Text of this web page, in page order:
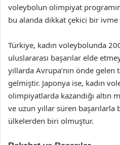
voleybolun olimpiyat
bu alanda dikkat çekici bir ivme
Türkiye, kadın voleybolunda
uluslararası başarılar elde
yıllarda Avrupa’nın önde
gelmiştir. Japonya ise, kadın
olimpiyatlarda kazandığı altın
ve uzun yıllar süren başarılarla
ülkelerden biri olmuştur.